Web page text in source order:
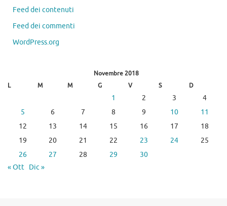
Feed dei contenuti
Feed dei commenti
WordPress.org
Novembre 2018
L
M M G V S D
1 2 3
4
5
6 7 8 9 10
11
12
13 14 15 16 17
18
19
20 21 22 23 24
25
26
27 28 29
30
« Ott Dic »